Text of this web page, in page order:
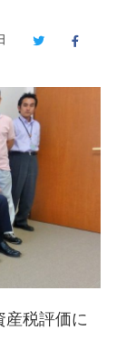
TwitterFacebook
産税評価に